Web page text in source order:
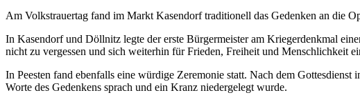
Am Volkstrauertag fand im Markt Kasendorf traditionell das Gedenken an die
In Kasendorf und Döllnitz legte der erste Bürgermeister am Kriegerdenkmal
nicht zu vergessen und sich weiterhin für Frieden, Freiheit und Menschlichkeit
In Peesten fand ebenfalls eine würdige Zeremonie statt. Nach dem
Worte des Gedenkens sprach und ein Kranz niedergelegt wurde.